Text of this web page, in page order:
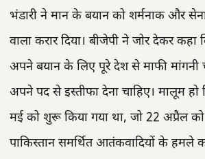
भंडारी ने मान के बयान को शर्मनाक और
वाला करार दिया। बीजेपी ने जोर देकर
अपने बयान के लिए पूरे देश से माफी मांगनी
अपने पद से इस्तीफा देना चाहिए। मालूम
मई को शुरू किया गया था, जो 22 अप्रैल
पाकिस्तान समर्थित आतंकवादियों के हमले